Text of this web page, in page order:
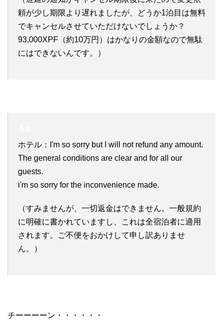
頼が少し期限より遅れましたが、どうか1泊目は無料
でキャンセルさせていただけないでしょうか？
93,000XPF（約10万円）はかなりの金額なので無駄
にはできないんです。）
ホテル：I'm so sorry but I will not refund any amount.
The general conditions are clear and for all our
guests.
i'm so sorry for the inconvenience made.
（すみませんが、一切返金はできません。一般規約
に明確に書かれていますし、これは全宿泊者に適用
されます。ご不便をおかけして申し訳ありませ
ん。）
チーーーーン・・・・・・